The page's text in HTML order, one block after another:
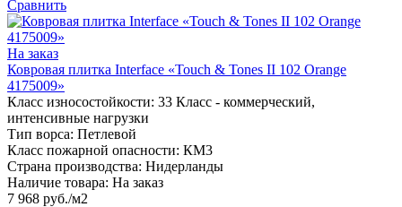
Сравнить
На заказ
Ковровая плитка Interface «Touch & Tones II 102 Orange
4175009»
Класс износостойкости: 33 Класс - коммерческий,
интенсивные нагрузки
Тип ворса: Петлевой
Класс пожарной опасности: КМ3
Страна производства: Нидерланды
Наличие товара: На заказ
7 968 руб./м2